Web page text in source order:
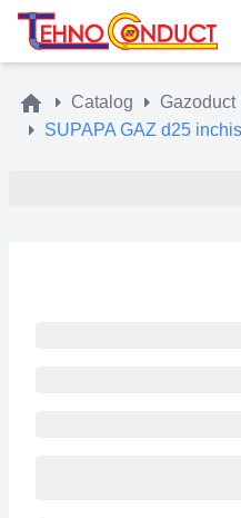
Catalog Gazoduct
SUPAPA GAZ d25